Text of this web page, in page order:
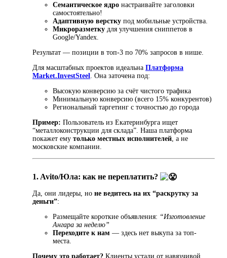
Семантическое ядро настраивайте заголовки
самостоятельно!
Адаптивную верстку под мобильные устройства.
Микроразметку для улучшения сниппетов в
Google/Yandex.
Результат — позиции в топ-3 по 70% запросов в нише.
Для масштабных проектов идеальна Платформа
Market.InvestSteel . Она заточена под:
Высокую конверсию за счёт чистого трафика
Минимальную конверсию (всего 15% конкурентов)
Региональный таргетинг с точностью до города
Пример: Пользователь из Екатеринбурга ищет
“металлоконструкции для склада”. Наша платформа
покажет ему только местных исполнителей , а не
московские компании.
1. Avito/Юла: как не переплатить?
Да, они лидеры, но не ведитесь на их “раскрутку за
деньги”:
Размещайте короткие объявления: “Изготовление
Ангара за неделю”
Переходите к нам — здесь нет выкупа за топ-
места.
Почему это работает? Клиенты устали от навязчивой